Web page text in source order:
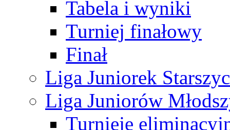
Tabela i wyniki
Turniej finałowy
Finał
Liga Juniorek
Liga Juniorów
Turnieje